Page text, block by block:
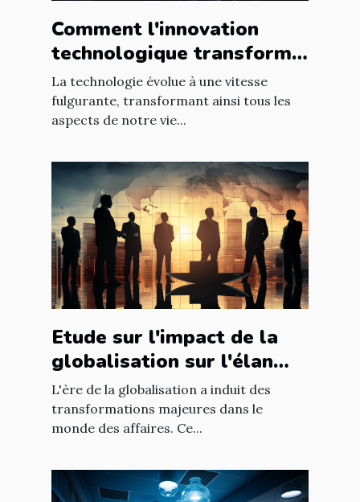
Comment l'innovation
technologique transforme
les entreprises à l'échelle
mondiale
La technologie évolue à une vitesse
fulgurante, transformant ainsi tous les
aspects de notre vie...
Etude sur l'impact de la
globalisation sur l'élan
des affaires
L'ère de la globalisation a induit des
transformations majeures dans le
monde des affaires. Ce...